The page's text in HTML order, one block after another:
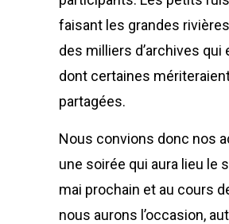
faisant les grandes
des milliers d’archives qui
dont certaines mériteraient
partagées.
Nous convions donc nos
une soirée qui aura lieu le
mai prochain et au cours
nous aurons l’occasion,